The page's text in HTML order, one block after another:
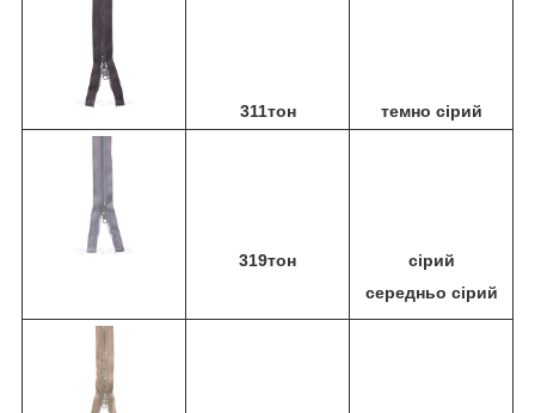
311тон темно сірий
319тон
сірий
середньо сірий